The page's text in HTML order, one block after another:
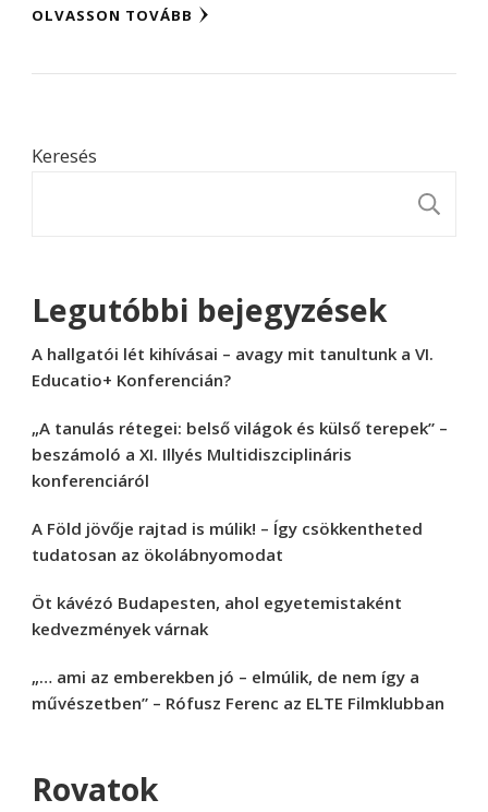
OLVASSON TOVÁBB
Keresés
Legutóbbi bejegyzések
A hallgatói lét kihívásai – avagy mit tanultunk a VI.
Educatio+ Konferencián?
„A tanulás rétegei: belső világok és külső terepek” –
beszámoló a XI. Illyés Multidiszciplináris
konferenciáról
A Föld jövője rajtad is múlik! – Így csökkentheted
tudatosan az ökolábnyomodat
Öt kávézó Budapesten, ahol egyetemistaként
kedvezmények várnak
„… ami az emberekben jó – elmúlik, de nem így a
művészetben” – Rófusz Ferenc az ELTE Filmklubban
Rovatok